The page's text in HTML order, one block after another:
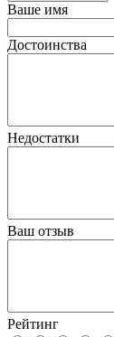
Ваше имя
Достоинства
Недостатки
Ваш отзыв
Рейтинг